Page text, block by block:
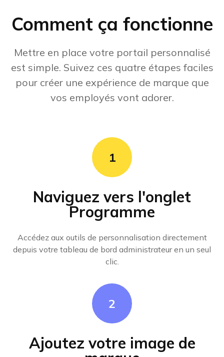
Comment ça fonctionne
Mettre en place votre portail personnalisé
est simple. Suivez ces quatre étapes faciles
pour créer une expérience de marque que
vos employés vont adorer.
1
Naviguez vers l'onglet
Programme
Accédez aux outils de personnalisation directement
depuis votre tableau de bord administrateur en un seul
clic.
2
Ajoutez votre image de